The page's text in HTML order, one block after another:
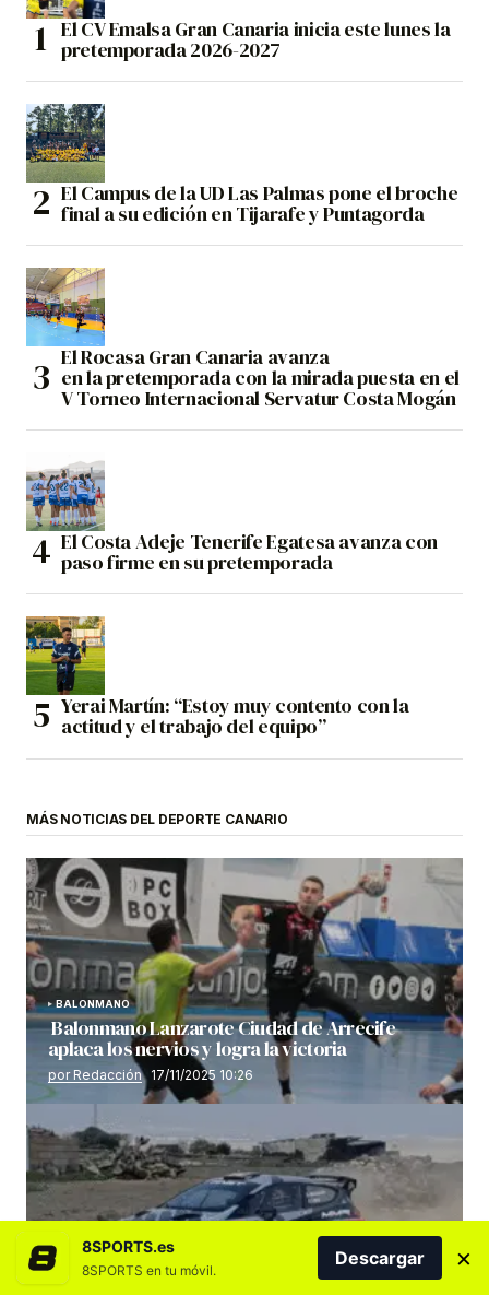
El CV Emalsa Gran Canaria inicia este lunes la
pretemporada 2026-2027
El Campus de la UD Las Palmas pone el broche
final a su edición en Tijarafe y Puntagorda
El Rocasa Gran Canaria avanza
en la pretemporada con la mirada puesta en el
V Torneo Internacional Servatur Costa Mogán
El Costa Adeje Tenerife Egatesa avanza con
paso firme en su pretemporada
Yerai Martín: “Estoy muy contento con la
actitud y el trabajo del equipo”
MÁS NOTICIAS DEL DEPORTE CANARIO
BALONMANO
Balonmano Lanzarote Ciudad de Arrecife
aplaca los nervios y logra la victoria
por Redacción 17/11/2025 10:26
AUTOMOVILISMO
8SPORTS.es
8SPORTS en tu móvil.
Descargar ×